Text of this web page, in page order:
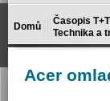
Domů
Časopis T+T
Technika a
Acer